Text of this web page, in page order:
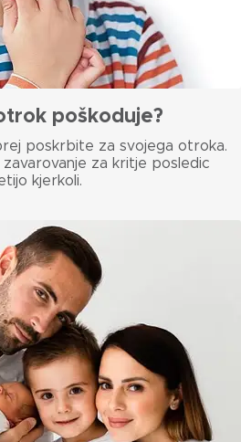
poškoduje?
poskrbite za svojega otroka.
za kritje posledic
kjerkoli.